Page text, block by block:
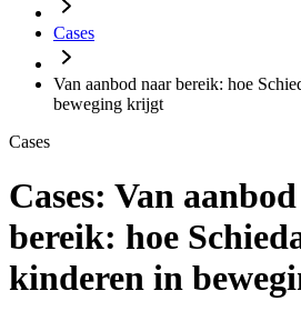
Cases
Van aanbod naar bereik: hoe
beweging krijgt
Cases
Cases: Van
bereik: hoe
kinderen in